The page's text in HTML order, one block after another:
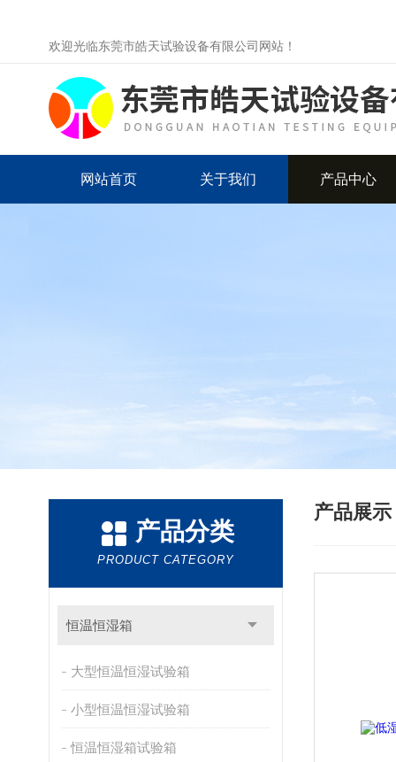
欢迎光临东莞市皓天试验设备有限公司网站！
网站首页 关于我们 产品中心
产品分类
PRODUCT CATEGORY
恒温恒湿箱
大型恒温恒湿试验箱
小型恒温恒湿试验箱
恒温恒湿箱试验箱
产品展示